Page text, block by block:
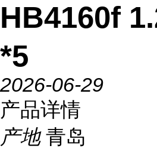
HB4160f
*5
2026-06-29
产品详情
产地 青岛